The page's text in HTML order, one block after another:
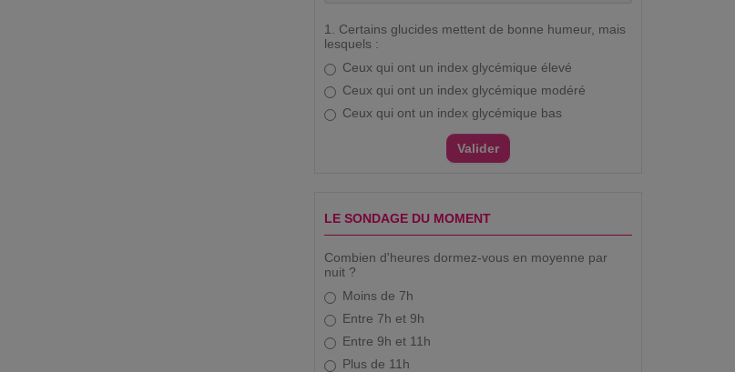
1. Certains glucides mettent de bonne humeur, mais
lesquels :
Ceux qui ont un index glycémique élevé
Ceux qui ont un index glycémique modéré
Ceux qui ont un index glycémique bas
LE SONDAGE DU MOMENT
Combien d'heures dormez-vous en moyenne par
nuit ?
Moins de 7h
Entre 7h et 9h
Entre 9h et 11h
Plus de 11h